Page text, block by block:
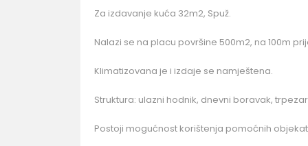
Za izdavanje kuća 32m2, Spuž.
Nalazi se na placu površine 500m2, na 100m
Klimatizovana je i izdaje se namještena.
Struktura: ulazni hodnik, dnevni boravak,
Postoji mogućnost korištenja pomoćnih